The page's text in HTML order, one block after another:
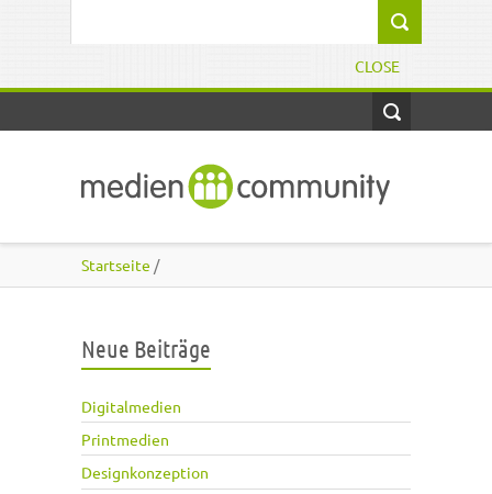
CLOSE
Startseite /
Neue Beiträge
Digitalmedien
Printmedien
Designkonzeption